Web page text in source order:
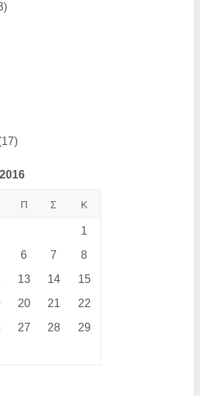
Π Σ Κ
1
6 7
8
13 14
15
20 21
22
27 28
29